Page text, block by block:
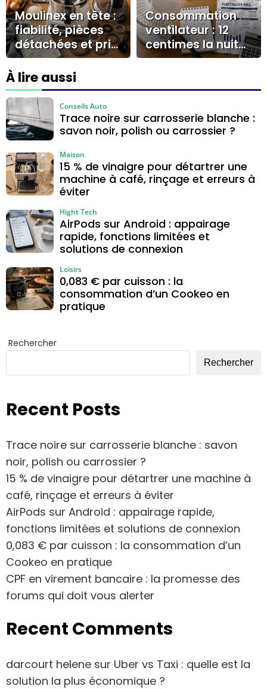
Moulinex en tête :
fiabilité, pièces
détachées et prix
départagent les
robots cuiseurs
Consommation
ventilateur : 12
centimes la nuit
et les réglages
facture
À lire aussi
Trace noire sur carrosserie blanche :
savon noir, polish ou carrossier ?
Conseils Auto
15 % de vinaigre pour détartrer une
machine à café, rinçage et erreurs à
éviter
Maison
AirPods sur Android : appairage
rapide, fonctions limitées et
solutions de connexion
Hight Tech
0,083 € par cuisson : la
consommation d’un Cookeo en
pratique
Loisirs
Rechercher
Rechercher
Recent Posts
Trace noire sur carrosserie blanche : savon
noir, polish ou carrossier ?
15 % de vinaigre pour détartrer une machine à
café, rinçage et erreurs à éviter
AirPods sur Android : appairage rapide,
fonctions limitées et solutions de connexion
0,083 € par cuisson : la consommation d’un
Cookeo en pratique
CPF en virement bancaire : la promesse des
forums qui doit vous alerter
Recent Comments
darcourt helene sur Uber vs Taxi : quelle est la
solution la plus économique ?